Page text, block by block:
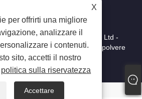
X
per offrirti una migliore
analizzare il
i contenuti.
sito, accetti il ​​nostro
politica sulla riservatezza
Accettare
Ruina Optoelectronic Co., Ltd -
per unghie, collettore di polvere
riservati.